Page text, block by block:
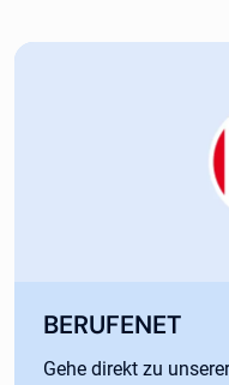
Öffnet in
BERUFENET
Gehe direkt zu